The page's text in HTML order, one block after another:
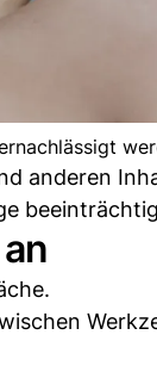
anderen